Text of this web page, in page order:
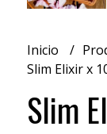
Inicio
Slim Elixir x
Slim